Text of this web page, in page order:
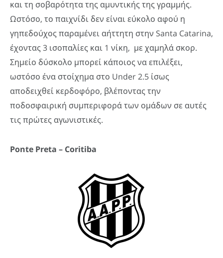
και τη σοβαρότητα της αμυντικής της γραμμής.
Ωστόσο, το παιχνίδι δεν είναι εύκολο αφού η
γηπεδούχος παραμένει αήττητη στην Santa Catarina,
έχοντας 3 ισοπαλίες και 1 νίκη, με χαμηλά σκορ.
Σημείο δύσκολο μπορεί κάποιος να επιλέξει,
ωστόσο ένα στοίχημα στο Under 2.5 ίσως
αποδειχθεί κερδοφόρο, βλέποντας την
ποδοσφαιρική συμπεριφορά των ομάδων σε αυτές
τις πρώτες αγωνιστικές.
Ponte Preta – Coritiba